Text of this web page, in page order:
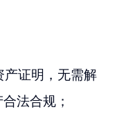
产证明，无需解
法合规；